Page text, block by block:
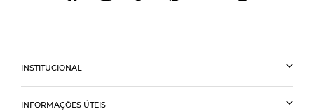
INSTITUCIONAL
INFORMAÇÕES ÚTEIS